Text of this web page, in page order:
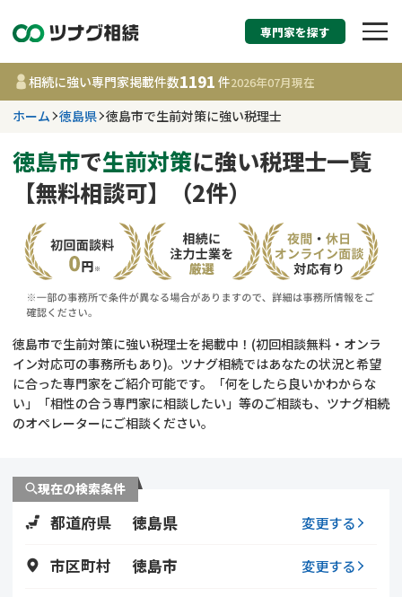
相続税申告・相続手
す
徳島県
事務所
相談内容で探す
相続登記
遺留分侵害額請求
コラム
相続手続き
専門家を探す
相続に強い専門家掲載件数1191 件2026年07月現在
ホーム 徳島県 徳島市で生前対策に強い税理士
徳島市で生前対策に強い税理士一覧
【無料相談可】（2件）
徳島市で生前対策に強い税理士を掲載中！(初回相談無料・オンラ
イン対応可の事務所もあり)。ツナグ相続ではあなたの状況と希望
に合った専門家をご紹介可能です。「何をしたら良いかわからな
い」「相性の合う専門家に相談したい」等のご相談も、ツナグ相続
のオペレーターにご相談ください。
現在の検索条件
都道府県 徳島県 変更する
市区町村 徳島市 変更する